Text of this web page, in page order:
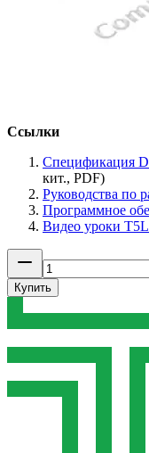
Ссылки
Спецификация
кит., PDF)
Руководства по
Программное
Видео уроки
Купить